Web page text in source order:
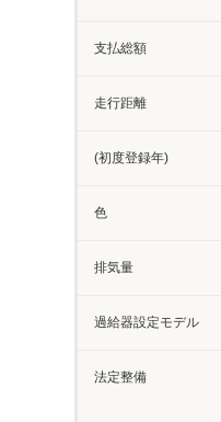
支払総額
走行距離
(初度登録年)
色
排気量
過給器設定モデル
法定整備